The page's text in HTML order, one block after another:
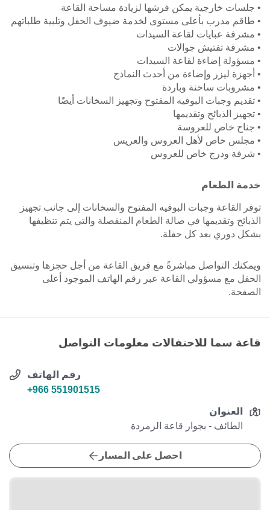
• جلسات خارجية يمكن فرشها لزيادة مساحة القاعة
• طاقم مدرب بأعلى مستوى لخدمة ضيوف الحفل وتلبية طلباتهم
• مشرفة عبايات لقاعة السيدات
• مشرفة تفتيش جوالات
• مسؤولة إضاءة لقاعة السيدات
• أجهزة ليزر وإضاءة من أحدث النماذج
• مشروبات ساخنة وباردة
• تقديم وجبات البوفيه المفتوح وتجهيز السخانات أيضًا
• تجهيز الذبائح وتقديمها
• جناح خاص للعروسة
• مجلس خاص لأهل العروس والعريس
• شرفة ودرج خاص للعروس
خدمة الطعام
توفر القاعة وجبات البوفيه المفتوح والسخانات إلى جانب تجهيز
الذبائح وتقديمها في صالة الطعام المنفصلة والتي يتم تنظيفها
بشكل دوري بعد كل حفلة.
ويمكنك التواصل مباشرةً مع فريق القاعة من أجل حجزها وتنسيق
الحفل مع مسؤولي القاعة عبر رقم الهاتف الموجود أعلى
الصفحة.
قاعة سما للاحتفالات معلومات التواصل
رقم الهاتف
+966 551901515
العنوان
الطائف - بجوار قاعة الزمردة
احصل على المسار